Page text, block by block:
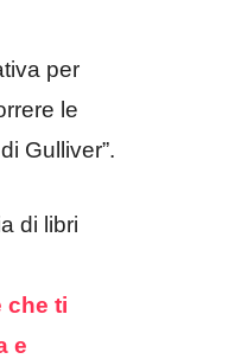
per
le
Gulliver”.
di libri
che ti
e